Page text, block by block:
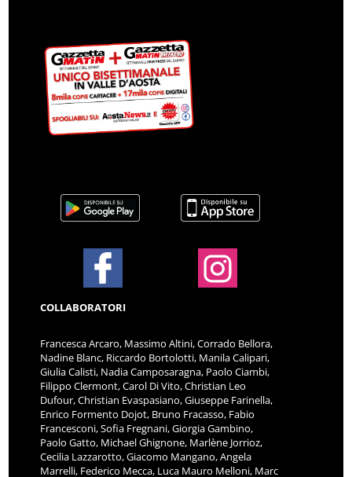
COLLABORATORI
Francesca Arcaro, Massimo Altini, Corrado Bellora,
Nadine Blanc, Riccardo Bortolotti, Manila Calipari,
Giulia Calisti, Nadia Camposaragna, Paolo Ciambi,
Filippo Clermont, Carol Di Vito, Christian Leo
Dufour, Christian Evaspasiano, Giuseppe Farinella,
Enrico Formento Dojot, Bruno Fracasso, Fabio
Francesconi, Sofia Fregnani, Giorgia Gambino,
Paolo Gatto, Michael Ghignone, Marlène Jorrioz,
Cecilia Lazzarotto, Giacomo Mangano, Angela
Marrelli, Federico Mecca, Luca Mauro Melloni, Marc